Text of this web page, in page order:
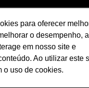
para oferecer
o desempenho,
em nosso site e
Ao utilizar este
o uso de cookies.
para oferecer
o desempenho,
em nosso site e
Ao utilizar este
o uso de cookies.
para oferecer
o desempenho,
em nosso site e
Ao utilizar este
o uso de cookies.